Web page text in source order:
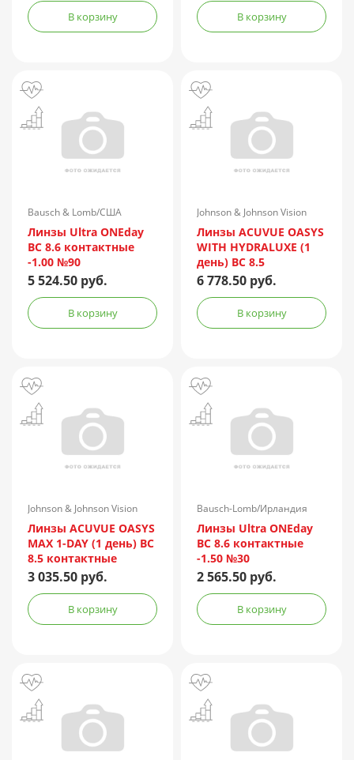
В корзину В корзину
Bausch & Lomb/США
Линзы Ultra ONEday
BC 8.6 контактные
-1.00 №90
5 524.50 руб.
В корзину
Johnson & Johnson Vision
Care (Vistakon)
Линзы ACUVUE OASYS
WITH HYDRALUXE (1
день) BC 8.5
контактные мягкие
корриг. (-0.50) №90
6 778.50 руб.
В корзину
Johnson & Johnson Vision
Care/США
Линзы ACUVUE OASYS
MAX 1-DAY (1 день) BC
8.5 контактные
мягкие корриг. (-0,50)
3 035.50 руб.
В корзину
Bausch-Lomb/Ирландия
Линзы Ultra ONEday
BC 8.6 контактные
-1.50 №30
2 565.50 руб.
В корзину